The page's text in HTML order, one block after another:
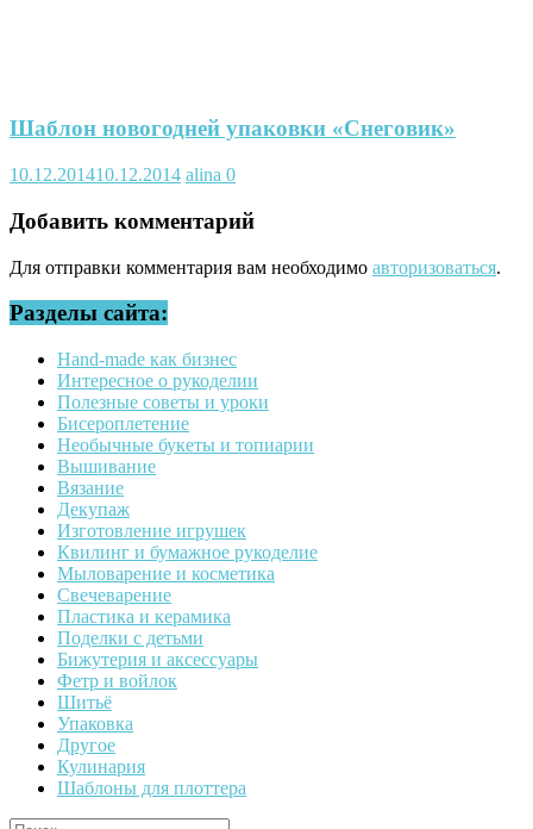
Шаблон новогодней упаковки «Снеговик»
10.12.201410.12.2014 alina 0
Добавить комментарий
Для отправки комментария вам необходимо авторизоваться.
Разделы сайта:
Hand-made как бизнес
Интересное о рукоделии
Полезные советы и уроки
Бисероплетение
Необычные букеты и топиарии
Вышивание
Вязание
Декупаж
Изготовление игрушек
Квилинг и бумажное рукоделие
Мыловарение и косметика
Свечеварение
Пластика и керамика
Поделки с детьми
Бижутерия и аксессуары
Фетр и войлок
Шитьё
Упаковка
Другое
Кулинария
Шаблоны для плоттера